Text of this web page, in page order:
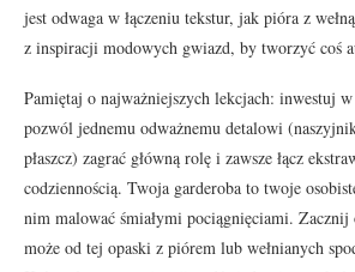
jest odwaga w łączeniu tekstur, jak pióra z
z inspiracji modowych gwiazd, by tworzyć coś
Pamiętaj o najważniejszych lekcjach: inwestuj
pozwól jednemu odważnemu detalowi
płaszcz) zagrać główną rolę i zawsze łącz
codziennością. Twoja garderoba to twoje
nim malować śmiałymi pociągnięciami.
może od tej opaski z piórem lub wełnianych